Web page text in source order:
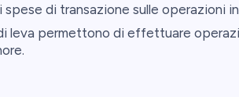
spese di transazione sulle operazioni
leva permettono di effettuare